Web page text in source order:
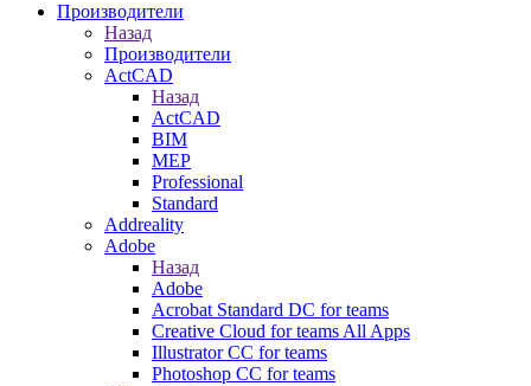
Производители
Назад
Производители
ActCAD
Назад
ActCAD
BIM
MEP
Professional
Standard
Addreality
Adobe
Назад
Adobe
Acrobat Standard DC for teams
Creative Cloud for teams All Apps
Illustrator CC for teams
Photoshop CC for teams